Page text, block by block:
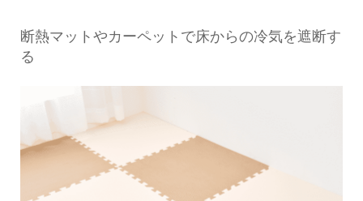
断熱マットやカーペットで床からの冷気を遮断す
る